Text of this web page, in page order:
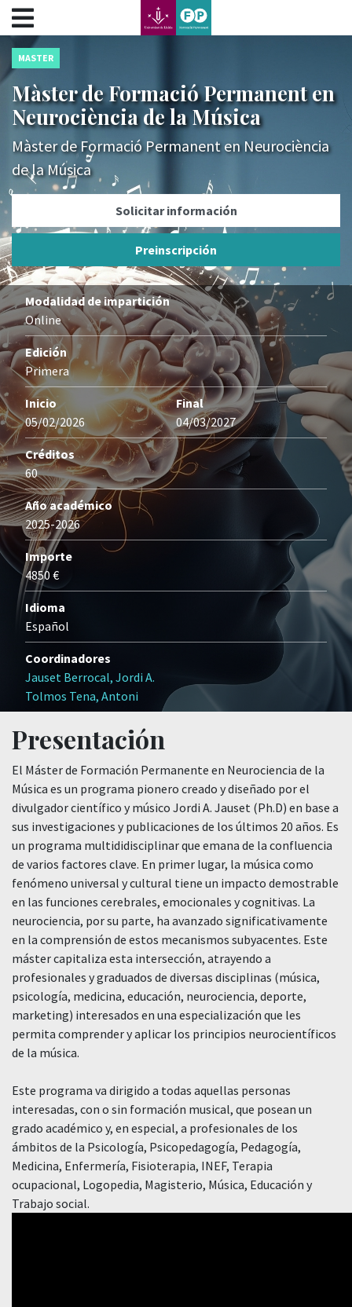
???label.access.jump.content???
???label.access.jump.header???
???label.access.jump.footer???
???label.access.jump.menu???
MASTER
Màster de Formació Permanent en
Neurociència de la Música
Màster de Formació Permanent en Neurociència
de la Música
Solicitar información
Preinscripción
Modalidad de impartición
Online
Edición
Primera
Inicio
05/02/2026
Final
04/03/2027
Créditos
60
Año académico
2025-2026
Importe
4850 €
Idioma
Español
Coordinadores
Jauset Berrocal, Jordi A.
Tolmos Tena, Antoni
Presentación
El Máster de Formación Permanente en Neurociencia de la
Música es un programa pionero creado y diseñado por el
divulgador científico y músico Jordi A. Jauset (Ph.D) en base a
sus investigaciones y publicaciones de los últimos 20 años. Es
un programa multididisciplinar que emana de la confluencia
de varios factores clave. En primer lugar, la música como
fenómeno universal y cultural tiene un impacto demostrable
en las funciones cerebrales, emocionales y cognitivas. La
neurociencia, por su parte, ha avanzado significativamente
en la comprensión de estos mecanismos subyacentes. Este
máster capitaliza esta intersección, atrayendo a
profesionales y graduados de diversas disciplinas (música,
psicología, medicina, educación, neurociencia, deporte,
marketing) interesados en una especialización que les
permita comprender y aplicar los principios neurocientíficos
de la música.
Este programa va dirigido a todas aquellas personas
interesadas, con o sin formación musical, que posean un
grado académico y, en especial, a profesionales de los
ámbitos de la Psicología, Psicopedagogía, Pedagogía,
Medicina, Enfermería, Fisioterapia, INEF, Terapia
ocupacional, Logopedia, Magisterio, Música, Educación y
Trabajo social.